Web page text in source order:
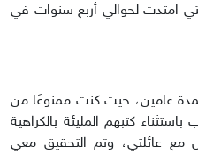
امتدت لحوالي أربع سنوات في
عامين، حيث كنت ممنوعًا من
كتبهم المليئة بالكراهية
مع عائلتي، وتم التحقيق معي